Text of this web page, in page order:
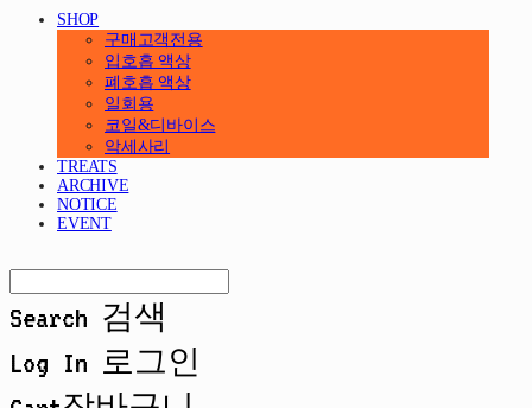
SHOP
구매고객전용
입호흡 액상
폐호흡 액상
일회용
코일&디바이스
악세사리
TREATS
ARCHIVE
NOTICE
EVENT
Search 검색
Log In 로그인